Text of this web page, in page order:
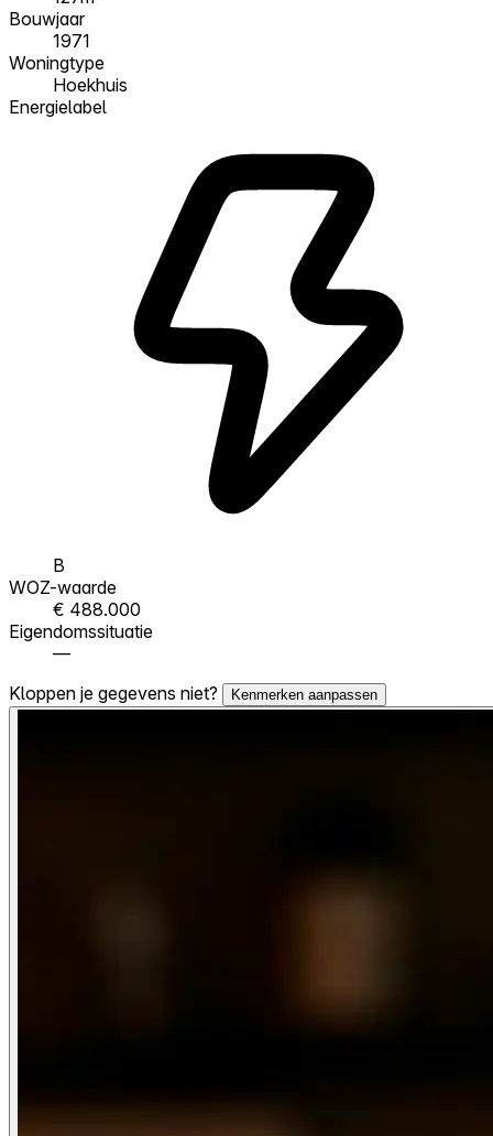
Bouwjaar
1971
Woningtype
Hoekhuis
Energielabel
B
WOZ-waarde
€ 488.000
Eigendomssituatie
—
Kloppen je gegevens niet?
Kenmerken aanpassen